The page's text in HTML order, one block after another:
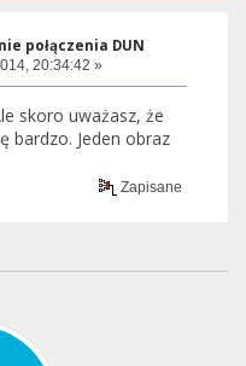
połączenia DUN
20:34:42 »
skoro uważasz, że
bardzo. Jeden obraz
Zapisane